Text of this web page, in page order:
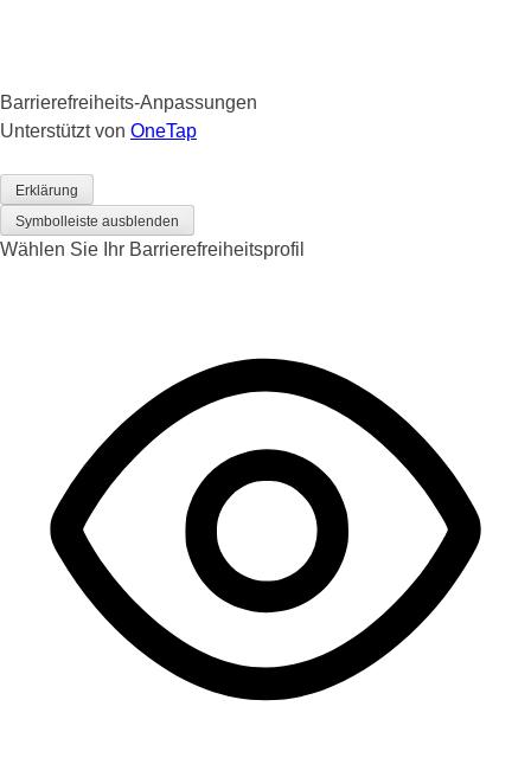
Barrierefreiheits-Anpassungen
Unterstützt von OneTap
Erklärung
Symbolleiste ausblenden
Wählen Sie Ihr Barrierefreiheitsprofil